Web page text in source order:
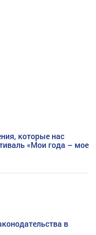
которые нас
«Мои года – мое
в